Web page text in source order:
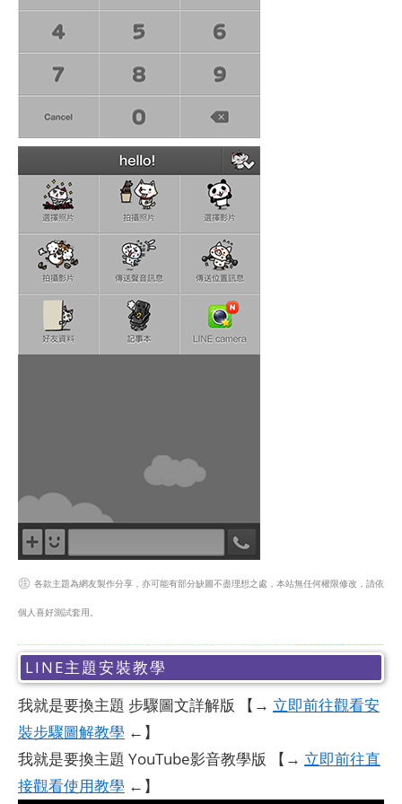
㊟ 各款主題為網友製作分享，亦可能有部分缺圖不盡理想之處，本站無任何權限修改，請依
個人喜好測試套用。
LINE主題安裝教學
我就是要換主題 步驟圖文詳解版 【→ 立即前往觀看安
裝步驟圖解教學 ←】
我就是要換主題 YouTube影音教學版 【→ 立即前往直
接觀看使用教學 ←】